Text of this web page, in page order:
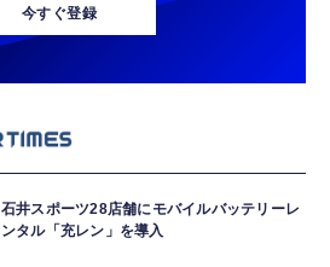
今すぐ登録
石井スポーツ28店舗にモバイルバッテリーレ
ンタル「充レン」を導入